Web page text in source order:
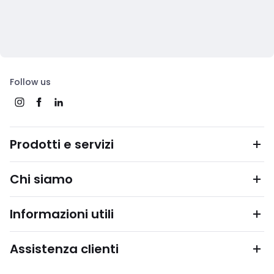
Follow us
Prodotti e servizi
Chi siamo
Informazioni utili
Assistenza clienti